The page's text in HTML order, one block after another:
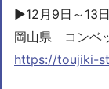
▶︎12月9日～13日
岡山県 コンベ
https://toujiki-